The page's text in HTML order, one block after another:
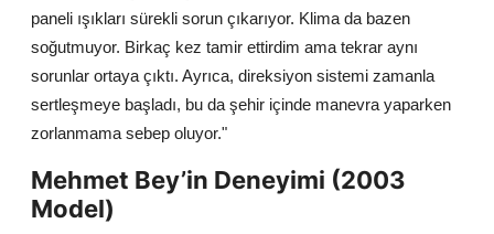
paneli ışıkları sürekli sorun çıkarıyor. Klima da bazen
soğutmuyor. Birkaç kez tamir ettirdim ama tekrar aynı
sorunlar ortaya çıktı. Ayrıca, direksiyon sistemi zamanla
sertleşmeye başladı, bu da şehir içinde manevra yaparken
zorlanmama sebep oluyor."
Mehmet Bey’in Deneyimi (2003
Model)